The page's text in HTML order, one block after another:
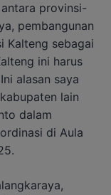
provinsi-
pembangunan
Kalteng sebagai
ini harus
alasan saya
lain
dalam
di Aula